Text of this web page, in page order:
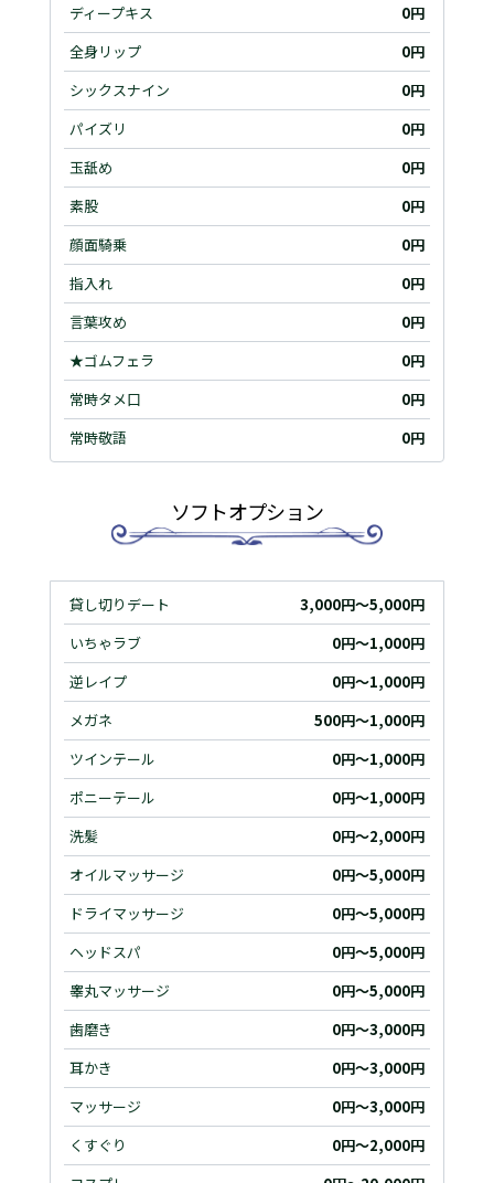
ディープキス
0円
全身リップ
0円
シックスナイン
0円
パイズリ
0円
玉舐め
0円
素股
0円
顔面騎乗
0円
指入れ
0円
言葉攻め
0円
★ゴムフェラ
0円
常時タメ口
0円
常時敬語
0円
ソフトオプション
貸し切りデート
3,000円～5,000円
いちゃラブ
0円～1,000円
逆レイプ
0円～1,000円
メガネ
500円～1,000円
ツインテール
0円～1,000円
ポニーテール
0円～1,000円
洗髪
0円～2,000円
オイルマッサージ
0円～5,000円
ドライマッサージ
0円～5,000円
ヘッドスパ
0円～5,000円
睾丸マッサージ
0円～5,000円
歯磨き
0円～3,000円
耳かき
0円～3,000円
マッサージ
0円～3,000円
くすぐり
0円～2,000円